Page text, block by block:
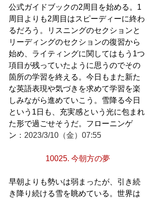
公式ガイドブックの2周目を始める。1
周目よりも2周目はスピーディーに終わ
るだろう。リスニングのセクションと
リーディングのセクションの復習から
始め、ライティングに関してはもう1つ
項目が残っていたように思うのでその
箇所の学習を終える。今日もまた新た
な英語表現や気づきを求めて学習を楽
しみながら進めていこう。雪降る今日
という1日も、充実感という光に包まれ
た形で過ごせそうだ。フローニンゲ
ン ：2023/3/10（金）07:55
10025. 今朝方の夢
早朝よりも勢いは弱まったが、引き続
き降り続ける雪を眺めている。世界は